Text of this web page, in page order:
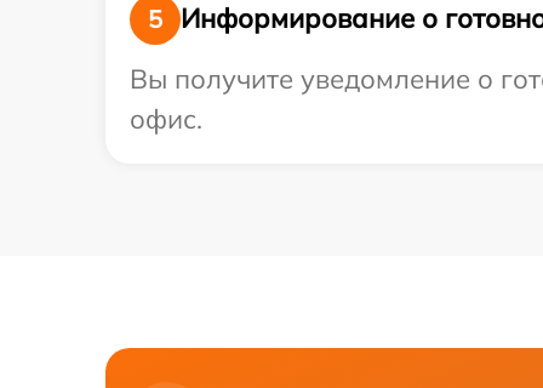
5
Информирование о
Вы получите уведомление о
офис.